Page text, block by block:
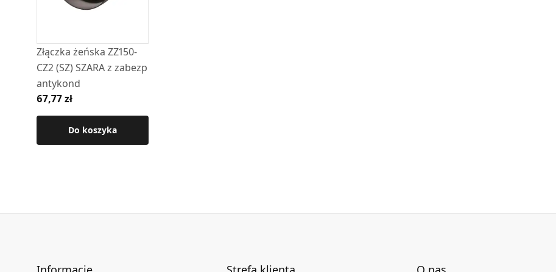
Szczegółowe wymiary produktu dostępne są w karcie technicznej.
Złączka żeńska ZZ150-
CZ2 (SZ) SZARA z zabezp
antykond
67,77 zł
Do koszyka